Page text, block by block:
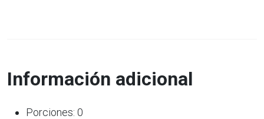
Información adicional
Porciones: 0